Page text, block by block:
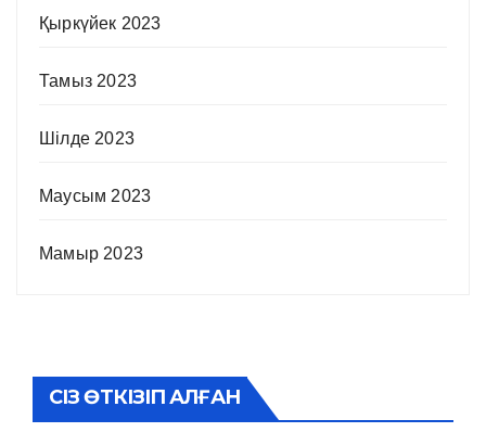
Қыркүйек 2023
Тамыз 2023
Шілде 2023
Маусым 2023
Мамыр 2023
СІЗ ӨТКІЗІП АЛҒАН